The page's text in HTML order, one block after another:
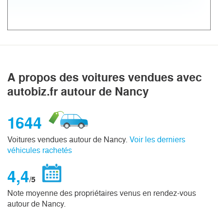
A propos des voitures vendues avec
autobiz.fr autour de Nancy
1644
Voitures vendues autour de Nancy. Voir les derniers
véhicules rachetés
4,4/5
Note moyenne des propriétaires venus en rendez-vous
autour de Nancy.